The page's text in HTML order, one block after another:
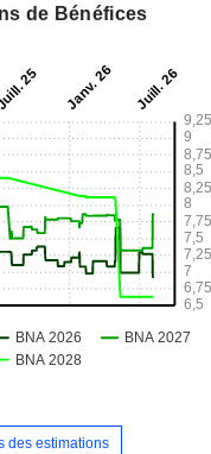
de Bénéfices
des estimations